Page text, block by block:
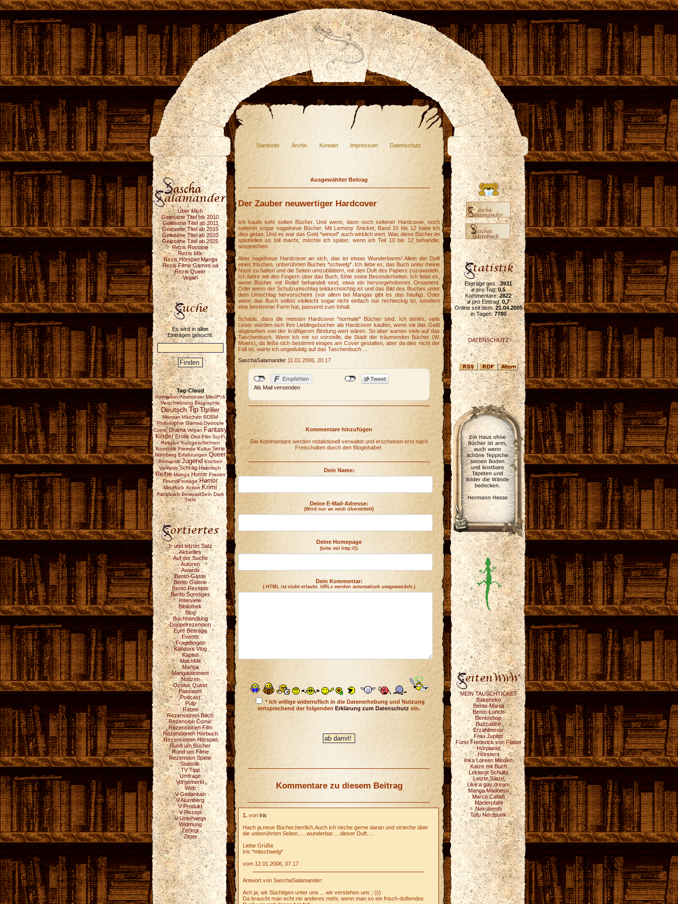
Startseite Archiv Kontakt Impressum Datenschutz
Über Mich
Gelesene Titel bis 2010
Gelesene Titel ab 2011
Gelesene Titel ab 2015
Gelesene Titel ab 2020
Gelesene Titel ab 2025
Rezis Romane
Rezis Mix
Rezis Hörspiel Manga
Rezis Filme Games ua
Rezis Queer
Vegan
Es wird in allen
Einträgen gesucht.
Tag-Cloud
Animation Abenteuer Mindf*ck
Verschwörung Biographie
DeutschTip Thriller
Männer Märchen BDSM
Philosophie Games Dystopie
Comic Drama Vegan Fantasy
Kinder Erotik Öko Film Sci-Fi
Religion Kurzgeschichten
Komödie Fremde Kultur Serie
Nürnberg Erfahrungen Queer
Romantik Jugend Kochen
Vampire Schräg Historisch
Reihe Manga Horror Frauen
FoundFootage Humor
Mindfuck Action Krimi
Fachbuch BewusstSein Dark
Tiere
1. und letzter Satz
Aktuelles
Auf der Suche
Autoren
Awards
Bento-Gäste
Bento Galerie
Bento Rezepte
Bento Sonstiges
Interview
Bibliothek
Blog
Buchhandlung
Doppelrezension
Eure Beiträge
Events
Fragebogen
Kahdors Vlog
Kapitel
MachMit
Manga
Mangatainment
Notizen
Oculus Quest
Passwort
Podcast
Pulp
Rätsel
Rezensionen Buch
Rezension Comic
Rezensionen Film
Rezensionen Hörbuch
Rezensionen Hörspiel
Rund um Bücher
Rund um Filme
Rezension Spiele
Statistik
TV Tipp
Umfrage
Vorgemerkt
Web
V-Gedanken
V-Nürnberg
V-Produkt
V-Rezept
V-Unterwegs
Widmung
Zerlegt
Zitate
Ausgewählter Beitrag
Der Zauber neuwertiger Hardcover
Ich kaufe sehr selten Bücher. Und wenn, dann noch seltener Hardcover, noch
seltener sogar nagelneue Bücher. Mit Lemony Snicket, Band 10 bis 12 habe ich
dies getan. Und es war das Geld *winsel* auch wirklich wert. Was diese Bücher im
speziellen so toll macht, möchte ich später, wenn ich Teil 10 bis 12 behandle,
ansprechen.
Aber nagelneue Hardcover an sich, das ist etwas Wunderbares! Allein der Duft
eines frischen, unberührten Buches *schwelg*. Ich liebe es, das Buch unter meine
Nase zu halten und die Seiten umzublättern, mir den Duft des Papiers zuzuwedeln.
Ich fahre mit den Fingern über das Buch, fühle seine Besonderheiten. Ich liebe es,
wenn Bücher mit Relief behandelt sind, etwa ein hervorgehobenes Ornament.
Oder wenn der Schutzumschlag teildurchsichtig ist und das Bild des Buches unter
dem Umschlag hervorscheint (vor allem bei Mangas gibt es das häufig). Oder
wenn das Buch selbst vielleicht sogar nicht einfach nur rechteckig ist, sondern
eine bestimmte Form hat, passend zum Inhalt.
Schade, dass die meisten Hardcover "normale" Bücher sind. Ich denke, viele
Leser würden sich ihre Lieblingsbücher als Hardcover kaufen, wenn sie das Geld
abgesehen von der kräftigeren Bindung wert wären. So aber warten viele auf das
Taschenbuch. Wenn ich mir so vorstelle, die Stadt der träumenden Bücher (W.
Moers), da ließe sich bestimmt einiges am Cover gestalten, aber da dies nicht der
Fall ist, warte ich ungeduldig auf das Taschenbuch ...
SaschaSalamander 11.01.2006, 20.17
Als Mail versenden
Kommentare hinzufügen
Die Kommentare werden redaktionell verwaltet und erscheinen erst nach
Freischalten durch den Bloginhaber.
Dein Name:
Deine E-Mail-Adresse:
(Wird nur an mich übermittelt)
Deine Homepage
(bitte mit http://):
Dein Kommentar:
( HTML ist nicht erlaubt. URLs werden automatisch umgewandelt.)
* Ich willige widerruflich in die Datenerhebung und Nutzung
entsprechend der folgenden Erklärung zum Datenschutz ein.
Kommentare zu diesem Beitrag
1. von Iris
Hach ja,neue Bücher,herrlich.Auch ich rieche gerne daran und strieche über
die unberührten Seiten......wunderbar.....dieser Duft.....
Liebe Grüße
Iris *mitschwelg*
vom 12.01.2006, 07.17
Antwort von SaschaSalamander:
Ach ja, wir Süchtigen unter uns ... wir verstehen uns ;-)))
Da braucht man echt nix anderes mehr, wenn man so ein frisch-duftendes
Einträge ges.:3931
ø pro Tag:0,5
Kommentare:2822
ø pro Eintrag:0,7
Online seit dem:21.04.2005
in Tagen:7780
DATENSCHUTZ
MEIN TAUSCHTICKET
Bakeneko
Bento-Mania
Bento-Lunch
Bentoshop
Buzzaldrin
Erzählmirnix
Frau Jupiter
Fürst Frederick von Flatter
Hörplanet
Hörstern
Inka Loreen Minden
Katze mit Buch
Lektorat Schultz
Letzte Sätze
Like a gay dream
Manga Madness
Marco Callari
Marterpfahl
Nekobento
Tofu Nerdpunk